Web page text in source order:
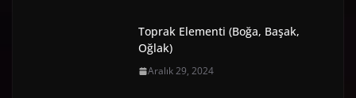
Toprak Elementi (Boğa, Başak,
Oğlak)
Aralık 29, 2024